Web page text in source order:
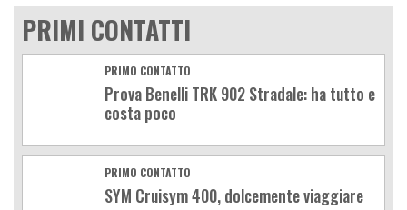
PRIMI CONTATTI
PRIMO CONTATTO
Prova Benelli TRK 902 Stradale: ha tutto e
costa poco
PRIMO CONTATTO
SYM Cruisym 400, dolcemente viaggiare